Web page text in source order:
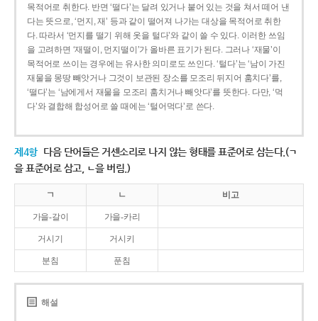
목적어로 취한다. 반면 ‘떨다’는 달려 있거나 붙어 있는 것을 쳐서 떼어 낸
다는 뜻으로, ‘먼지, 재’ 등과 같이 떨어져 나가는 대상을 목적어로 취한
다. 따라서 ‘먼지를 떨기 위해 옷을 털다’와 같이 쓸 수 있다. 이러한 쓰임
을 고려하면 ‘재떨이, 먼지떨이’가 올바른 표기가 된다. 그러나 ‘재물’이
목적어로 쓰이는 경우에는 유사한 의미로도 쓰인다. ‘털다’는 ‘남이 가진
재물을 몽땅 빼앗거나 그것이 보관된 장소를 모조리 뒤지어 훔치다’를,
‘떨다’는 ‘남에게서 재물을 모조리 훔치거나 빼앗다’를 뜻한다. 다만, ‘먹
다’와 결합해 합성어로 쓸 때에는 ‘털어먹다’로 쓴다.
제4항 다음 단어들은 거센소리로 나지 않는 형태를 표준어로 삼는다.(ㄱ
을 표준어로 삼고, ㄴ을 버림.)
ㄱ ㄴ 비고
가을-갈이 가을-카리
거시기 거시키
분침 푼침
해설